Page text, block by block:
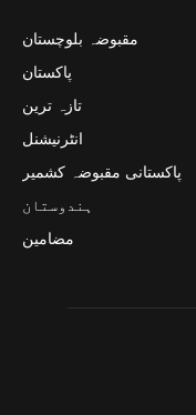
مقبوضہ بلوچستان
پاکستان
تازہ ترین
انٹرنیشنل
پاکستانی مقبوضہ کشمیر
ہندوستان
مضامین